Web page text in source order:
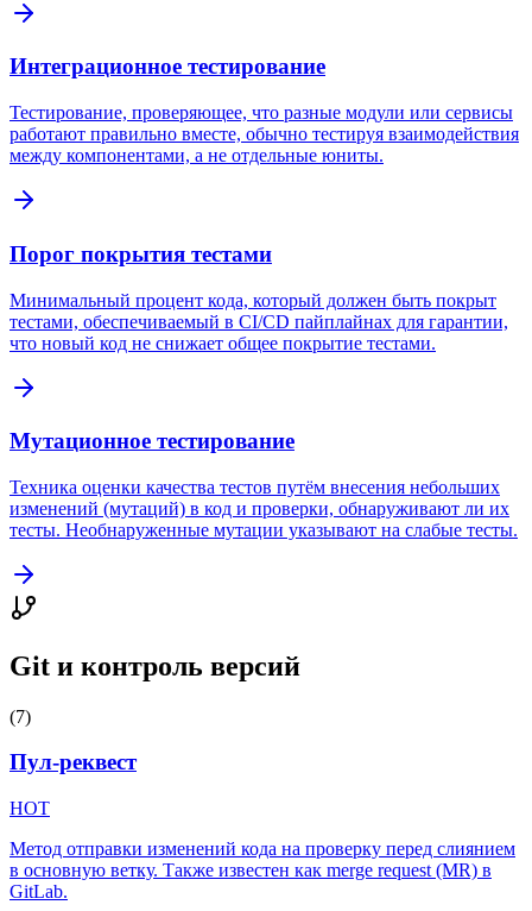
Интеграционное тестирование
Тестирование, проверяющее, что разные модули или сервисы
работают правильно вместе, обычно тестируя взаимодействия
между компонентами, а не отдельные юниты.
Порог покрытия тестами
Минимальный процент кода, который должен быть покрыт
тестами, обеспечиваемый в CI/CD пайплайнах для гарантии,
что новый код не снижает общее покрытие тестами.
Мутационное тестирование
Техника оценки качества тестов путём внесения небольших
изменений (мутаций) в код и проверки, обнаруживают ли их
тесты. Необнаруженные мутации указывают на слабые тесты.
Git и контроль версий
(7)
Пул-реквест
HOT
Метод отправки изменений кода на проверку перед слиянием
в основную ветку. Также известен как merge request (MR) в
GitLab.